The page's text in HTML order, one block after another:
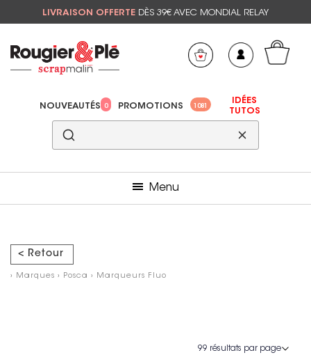
LIVRAISON OFFERTE DÈS 39€ AVEC MONDIAL RELAY
NOUVEAUTÉS 0 PROMOTIONS 1081
IDÉES
TUTOS
Menu
< Retour
› Marques › Posca › Marqueurs Fluo